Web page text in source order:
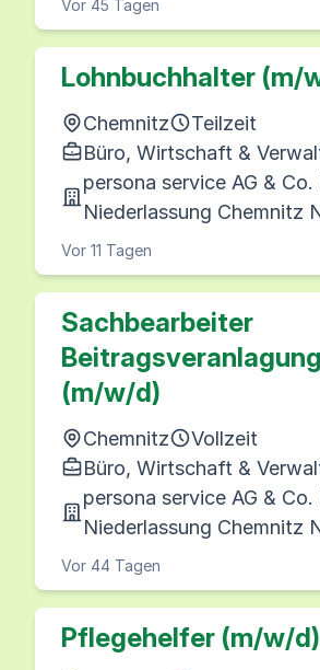
Vor 45 Tagen
Lohnbuchhalter (m/
Chemnitz
Teilzeit
Büro, Wirtschaft &
persona service AG & Co.
Niederlassung Chemnitz
Vor 11 Tagen
Sachbearbeiter
Beitragsveranlagung
(m/w/d)
Chemnitz
Vollzeit
Büro, Wirtschaft &
persona service AG & Co.
Niederlassung Chemnitz
Vor 44 Tagen
Pflegehelfer (m/w/d)